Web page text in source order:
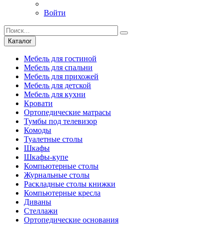
Войти
Каталог
Мебель для гостиной
Мебель для спальни
Мебель для прихожей
Мебель для детской
Мебель для кухни
Кровати
Ортопедические матрасы
Тумбы под телевизор
Комоды
Туалетные столы
Шкафы
Шкафы-купе
Компьютерные столы
Журнальные столы
Раскладные столы книжки
Компьютерные кресла
Диваны
Стеллажи
Ортопедические основания